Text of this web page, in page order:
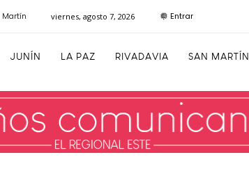
Martín viernes, agosto 7, 2026 Entrar
JUNÍN LA PAZ RIVADAVIA SAN MARTÍN